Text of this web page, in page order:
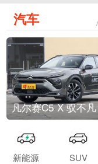
汽车
凡尔赛C5 X 驭不凡
新能源 SUV